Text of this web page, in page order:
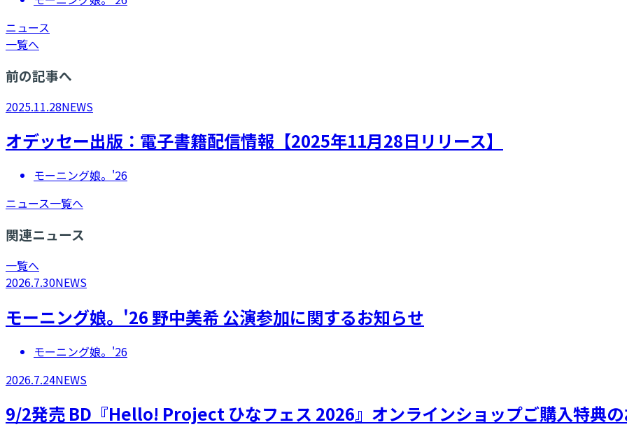
ニュース
一覧へ
前の記事へ
2025.11.28NEWS
オデッセー出版：電子書籍配信情報【2025年11月28日リリース】
モーニング娘。'26
ニュース一覧へ
関連ニュース
一覧へ
2026.7.30NEWS
モーニング娘。'26 野中美希 公演参加に関するお知らせ
モーニング娘。'26
2026.7.24NEWS
9/2発売 BD『Hello! Project ひなフェス 2026』オンラインショップご購入特典